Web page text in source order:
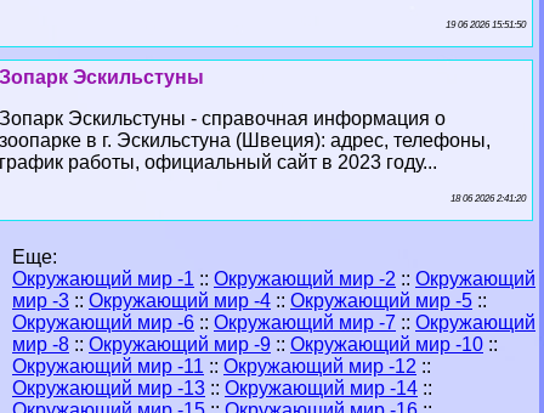
19 06 2026 15:51:50
Зопарк Эскильстуны
Зопарк Эскильстуны - справочная информация о
зоопарке в г. Эскильстуна (Швеция): адрес, телефоны,
график работы, официальный сайт в 2023 году...
18 06 2026 2:41:20
Еще:
Окружающий мир -1 :: Окружающий мир -2 :: Окружающий
мир -3 :: Окружающий мир -4 :: Окружающий мир -5 ::
Окружающий мир -6 :: Окружающий мир -7 :: Окружающий
мир -8 :: Окружающий мир -9 :: Окружающий мир -10 ::
Окружающий мир -11 :: Окружающий мир -12 ::
Окружающий мир -13 :: Окружающий мир -14 ::